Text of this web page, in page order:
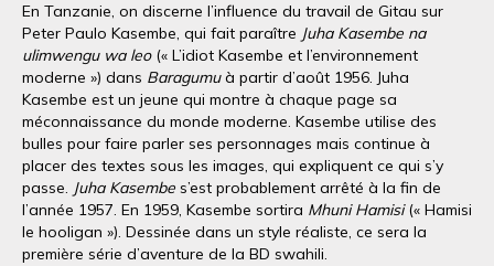
En Tanzanie, on discerne l’influence du travail de Gitau sur
Peter Paulo Kasembe, qui fait paraître Juha Kasembe na
ulimwengu wa leo(« L’idiot Kasembe et l’environnement
moderne ») dans Baragumuà partir d’août 1956. Juha
Kasembe est un jeune qui montre à chaque page sa
méconnaissance du monde moderne. Kasembe utilise des
bulles pour faire parler ses personnages mais continue à
placer des textes sous les images, qui expliquent ce qui s’y
passe. Juha Kasembe s’est probablement arrêté à la fin de
l’année 1957. En 1959, Kasembe sortira Mhuni Hamisi(« Hamisi
le hooligan »). Dessinée dans un style réaliste, ce sera la
première série d’aventure de la BD swahili.